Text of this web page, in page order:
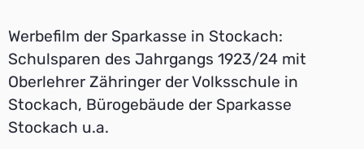
Werbefilm der Sparkasse in Stockach:
Schulsparen des Jahrgangs 1923/24 mit
Oberlehrer Zähringer der Volksschule in
Stockach, Bürogebäude der Sparkasse
Stockach u.a.